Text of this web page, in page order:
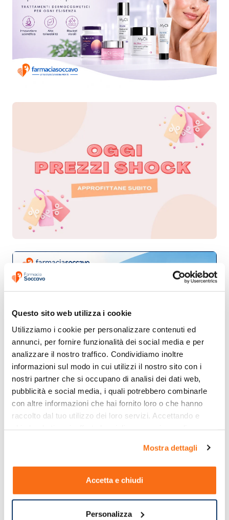
Questo sito web utilizza i cookie
Utilizziamo i cookie per personalizzare contenuti ed
annunci, per fornire funzionalità dei social media e per
analizzare il nostro traffico. Condividiamo inoltre
informazioni sul modo in cui utilizzi il nostro sito con i
nostri partner che si occupano di analisi dei dati web,
pubblicità e social media, i quali potrebbero combinarle
con altre informazioni che hai fornito loro o che hanno
raccolto dal tuo utilizzo dei loro servizi. Accettando e
Mostra dettagli
Accetta e chiudi
Personalizza